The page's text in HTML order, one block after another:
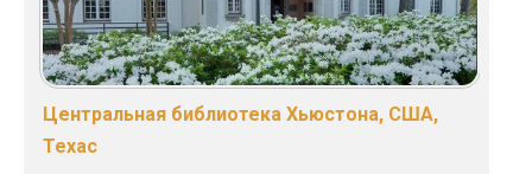
Центральная библиотека Хьюстона, США,
Техас